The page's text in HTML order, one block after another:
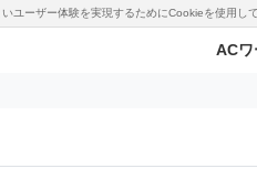
ユーザー体験を実現するためにCookieを使用
ACワ